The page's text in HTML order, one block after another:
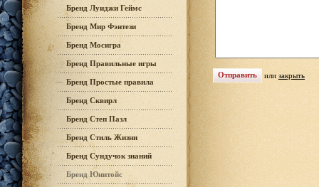
Бренд Луиджи Геймс
Бренд Мир Фэнтези
Бренд Мосигра
Бренд Правильные игры
Бренд Простые правила
Бренд Сквирл
Бренд Степ Пазл
Бренд Стиль Жизни
Бренд Сундучок знаний
Бренд Юнитойс
или закрыть